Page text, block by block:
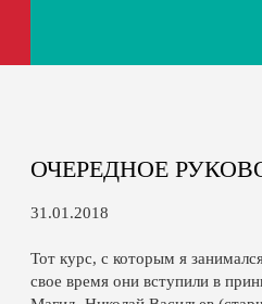
ОЧЕРЕДНОЕ
31.01.2018
Тот курс, с которым я
свое время они вступили в